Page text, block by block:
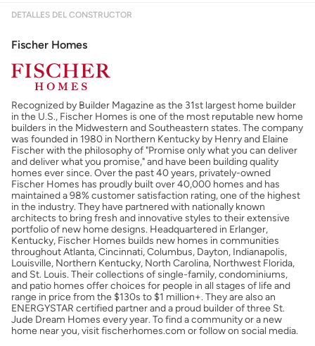
Costos casa nueva vs. usada
Obtener mi puntaje de crédito
Calcular mi hipoteca
Obtener Aprobación Previa
Preparar mi casa para la venta
Seguro de propietarios
Obtener ofertas por mi casa
DETALLES DEL CONSTRUCTOR
Fischer Homes
Recognized by Builder Magazine as the 31st largest home builder
in the U.S., Fischer Homes is one of the most reputable new home
builders in the Midwestern and Southeastern states. The company
was founded in 1980 in Northern Kentucky by Henry and Elaine
Fischer with the philosophy of "Promise only what you can deliver
and deliver what you promise," and have been building quality
homes ever since. Over the past 40 years, privately-owned
Fischer Homes has proudly built over 40,000 homes and has
maintained a 98% customer satisfaction rating, one of the highest
in the industry. They have partnered with nationally known
architects to bring fresh and innovative styles to their extensive
portfolio of new home designs. Headquartered in Erlanger,
Kentucky, Fischer Homes builds new homes in communities
throughout Atlanta, Cincinnati, Columbus, Dayton, Indianapolis,
Louisville, Northern Kentucky, North Carolina, Northwest Florida,
and St. Louis. Their collections of single-family, condominiums,
and patio homes offer choices for people in all stages of life and
range in price from the $130s to $1 million+. They are also an
ENERGYSTAR certified partner and a proud builder of three St.
Jude Dream Homes every year. To find a community or a new
home near you, visit fischerhomes.com or follow on social media.